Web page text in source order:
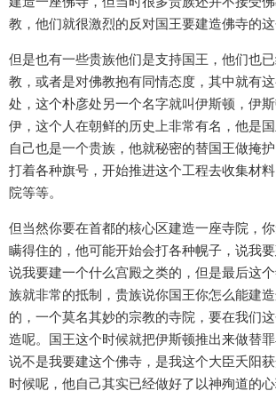
教，他们就很激烈的反对国王要建造佛寺的这
但是也有一些贵族他们是支持国王，他们也
教，或者是对佛教抱有同情态度，其中就有
处，这个朴彦处另一个名字就叫伊斯顿，伊
伊，这个人在朝鲜的历史上非常有名，他是
自己也是一个贵族，他就秘密的替国王做掩
打着各种旗号，开始推进这个工程去收集材
院等等。
但当然你要在首都的核心区建造一座寺院，
瞒得住的，他可能开始会打各种幌子，说我
说我要建一个什么宫殿之类的，但是最后这
族就非常的抵制，贵族说你国王你怎么能建
的，一个莫名其妙的宗教的寺院，要在我们
造呢。国王这个时候就把伊斯顿推出来做替
说不是我要建这个佛寺，是我这个大臣夭阳
时候呢，他自己其实已经做好了以神殉道的